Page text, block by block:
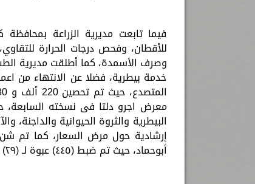
فيما تابعت مديرية الزراعة
للأقطان، وفحص درجات الحرارة
خدمة بيطرية، فضلا عن الانتهاء من
معرض اجرو دلتا فى نسخته السابعة،
البيطرية والثروة الحيوانية
إرشادية حول مرض السعار، كما تم شن
أبوحماد، حيث تم ضبط (٤٤٥) عبوة لـ (٢٩) صنف دواء منتهية الصلاحية ومجهولة المصدر.